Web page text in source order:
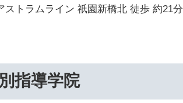
ストラムライン 祇園新橋北 徒歩 約21分
指導学院